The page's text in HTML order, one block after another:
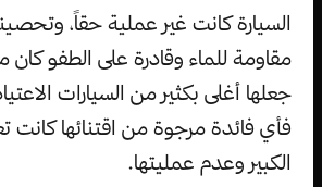
السيارة كانت غير عملية حقاً،
مقاومة للماء وقادرة على الطفو
جعلها أغلى بكثير من السيارات
فأي فائدة مرجوة من اقتنائها كانت
الكبير وعدم عمليتها.